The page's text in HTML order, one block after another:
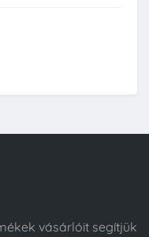
vásárlóit segítjük